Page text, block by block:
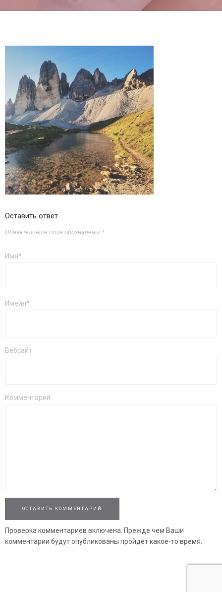
Оставить ответ
Обязательные поля обозначены *
Имя*
Имейл*
Вебсайт
Комментарий
ОСТАВИТЬ КОММЕНТАРИЙ
Проверка комментариев включена. Прежде чем Ваши
комментарии будут опубликованы пройдет какое-то время.